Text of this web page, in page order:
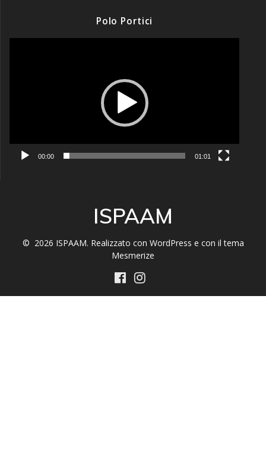
Polo Portici
00:00 01:01
ISPAAM
© 2026 ISPAAM. Realizzato con WordPress e con il tema
Mesmerize